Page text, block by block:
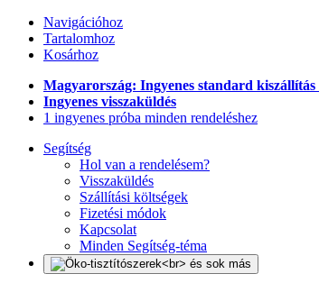
Navigációhoz
Tartalomhoz
Kosárhoz
Magyarország: Ingyenes standard kiszállítás
Ingyenes visszaküldés
1 ingyenes próba minden rendeléshez
Segítség
Hol van a rendelésem?
Visszaküldés
Szállítási költségek
Fizetési módok
Kapcsolat
Minden Segítség-téma